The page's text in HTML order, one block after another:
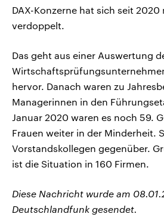
DAX-Konzerne hat sich seit 2020
verdoppelt.
Das geht aus einer Auswertung
hervor. Danach waren zu
Managerinnen in den
Januar 2020 waren es noch 59.
Frauen weiter in der Minderheit.
Vorstandskollegen gegenüber.
ist die Situation in 160 Firmen.
Diese Nachricht wurde am
Deutschlandfunk gesendet.